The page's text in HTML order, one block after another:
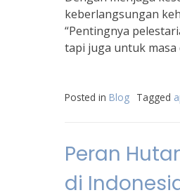
keberlangsungan
“Pentingnya
tapi juga untuk masa
Posted in Blog Tagged
Peran
di